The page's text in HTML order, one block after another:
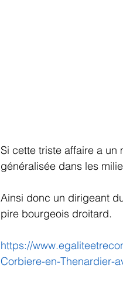
Si cette triste affaire a un
généralisée dans les
Ainsi donc un dirigeant
pire bourgeois droitard.
https://
Corbiere-en-Thenardier-